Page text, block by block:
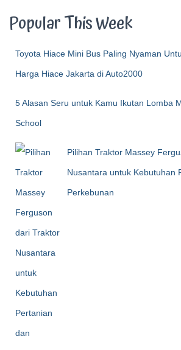
Popular This Week
Toyota Hiace Mini Bus Paling Nyaman
Harga Hiace Jakarta di Auto2000
5 Alasan Seru untuk Kamu Ikutan Lomba
School
Pilihan Traktor Massey
Nusantara untuk Kebutuhan
Perkebunan